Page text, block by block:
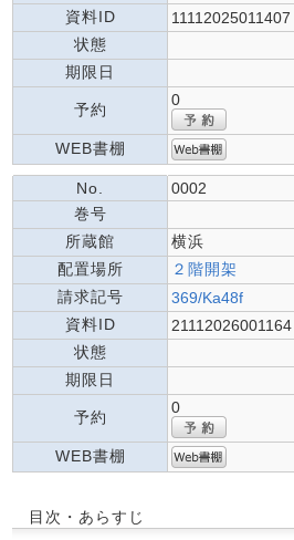
資料ID
11112025011407
状態
期限日
予約
0
WEB書棚
No.
0002
巻号
所蔵館
横浜
配置場所
２階開架
請求記号
369/Ka48f
資料ID
21112026001164
状態
期限日
予約
0
WEB書棚
目次・あらすじ